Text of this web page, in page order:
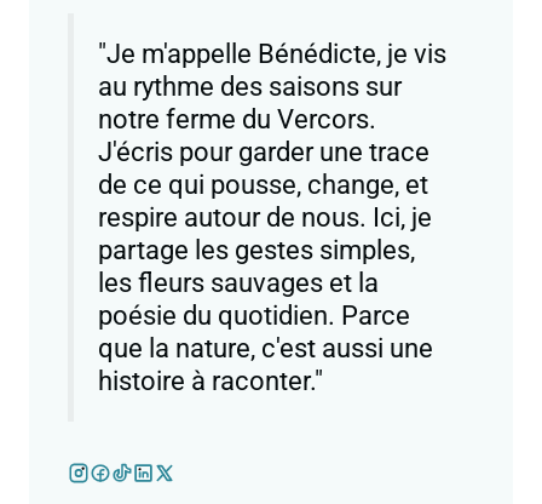
"Je m'appelle Bénédicte, je vis
au rythme des saisons sur
notre ferme du Vercors.
J'écris pour garder une trace
de ce qui pousse, change, et
respire autour de nous. Ici, je
partage les gestes simples,
les fleurs sauvages et la
poésie du quotidien. Parce
que la nature, c'est aussi une
histoire à raconter."